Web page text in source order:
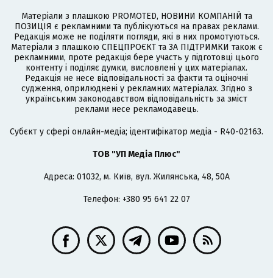
Матеріали з плашкою PROMOTED, НОВИНИ КОМПАНІЙ та
ПОЗИЦІЯ є рекламними та публікуються на правах реклами.
Редакція може не поділяти погляди, які в них промотуються.
Матеріали з плашкою СПЕЦПРОЄКТ та ЗА ПІДТРИМКИ також є
рекламними, проте редакція бере участь у підготовці цього
контенту і поділяє думки, висловлені у цих матеріалах.
Редакція не несе відповідальності за факти та оціночні
судження, оприлюднені у рекламних матеріалах. Згідно з
українським законодавством відповідальність за зміст
реклами несе рекламодавець.
Cубєкт у сфері онлайн-медіа; ідентифікатор медіа - R40-02163.
ТОВ "УП Медіа Плюс"
Адреса: 01032, м. Київ, вул. Жилянська, 48, 50А
Телефон: +380 95 641 22 07